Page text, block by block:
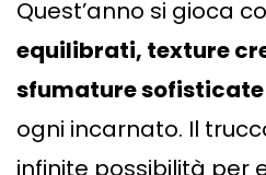
Quest’anno si gioca
equilibrati, texture
sfumature sofisticate
ogni incarnato. Il
infinite possibilità per